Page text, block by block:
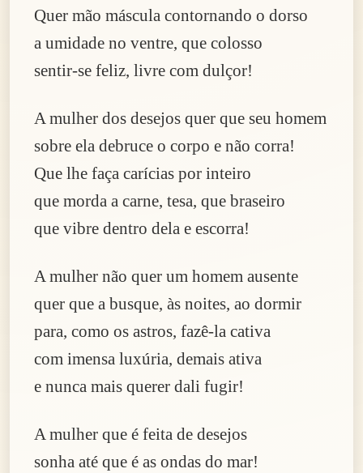
Quer mão máscula contornando o dorso
a umidade no ventre, que colosso
sentir-se feliz, livre com dulçor!
A mulher dos desejos quer que seu homem
sobre ela debruce o corpo e não corra!
Que lhe faça carícias por inteiro
que morda a carne, tesa, que braseiro
que vibre dentro dela e escorra!
A mulher não quer um homem ausente
quer que a busque, às noites, ao dormir
para, como os astros, fazê-la cativa
com imensa luxúria, demais ativa
e nunca mais querer dali fugir!
A mulher que é feita de desejos
sonha até que é as ondas do mar!